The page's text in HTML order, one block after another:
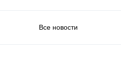
Все новости